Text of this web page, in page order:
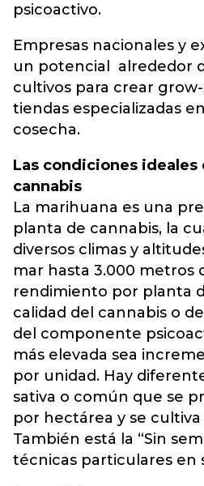
psicoactivo.
Empresas nacionales y
un potencial alrededor
cultivos para crear
tiendas especializadas
cosecha.
Las condiciones ideales
cannabis
La marihuana es una
planta de cannabis, la
diversos climas y
mar hasta 3.000 metros
rendimiento por planta
calidad del cannabis o
del componente
más elevada sea
por unidad. Hay
sativa o común que se
por hectárea y se
También está la “Sin
técnicas particulares en